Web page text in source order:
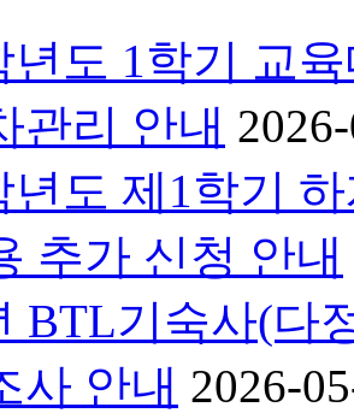
년도 1학기 교
관리 안내
년도 제1학기
추가 신청 안내
BTL기숙사(다
사 안내 2026-